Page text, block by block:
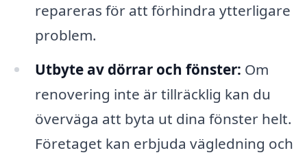
repareras för att förhindra ytterligare
problem.
Utbyte av dörrar och fönster: Om
renovering inte är tillräcklig kan du
överväga att byta ut dina fönster helt.
Företaget kan erbjuda vägledning och